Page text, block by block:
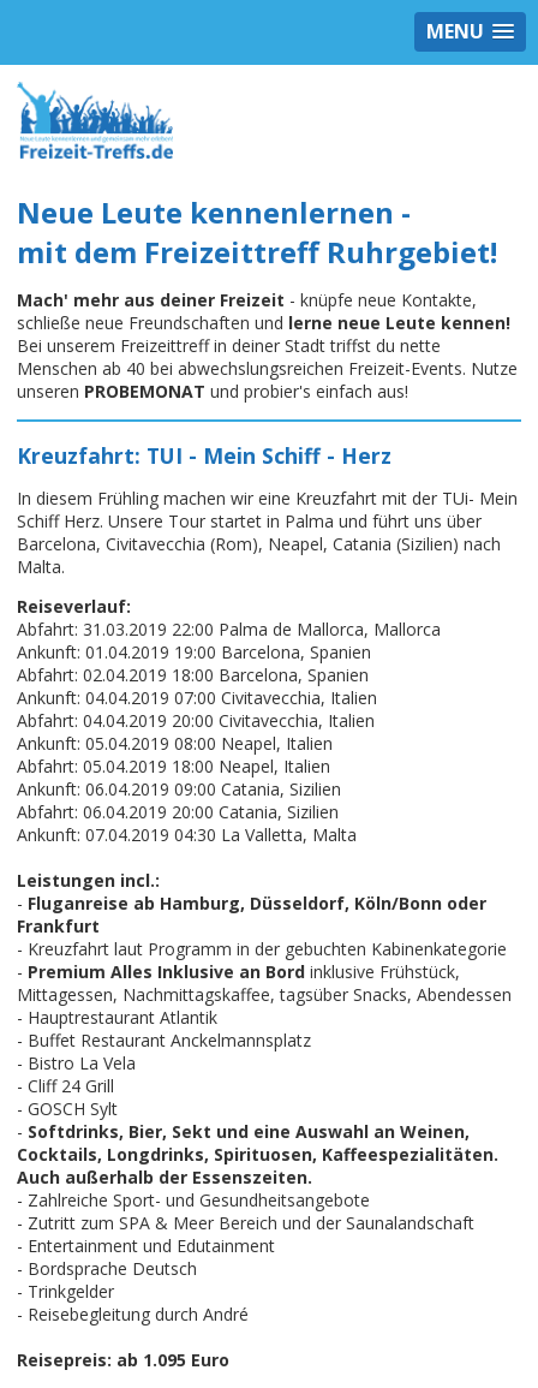
MENU
Neue Leute kennenlernen -
mit dem Freizeittreff Ruhrgebiet!
Mach' mehr aus deiner Freizeit - knüpfe neue Kontakte,
schließe neue Freundschaften und lerne neue Leute kennen!
Bei unserem Freizeittreff in deiner Stadt triffst du nette
Menschen ab 40 bei abwechslungsreichen Freizeit-Events. Nutze
unseren PROBEMONAT und probier's einfach aus!
Kreuzfahrt: TUI - Mein Schiff - Herz
In diesem Frühling machen wir eine Kreuzfahrt mit der TUi- Mein
Schiff Herz. Unsere Tour startet in Palma und führt uns über
Barcelona, Civitavecchia (Rom), Neapel, Catania (Sizilien) nach
Malta.
Reiseverlauf:
Abfahrt: 31.03.2019 22:00 Palma de Mallorca, Mallorca
Ankunft: 01.04.2019 19:00 Barcelona, Spanien
Abfahrt: 02.04.2019 18:00 Barcelona, Spanien
Ankunft: 04.04.2019 07:00 Civitavecchia, Italien
Abfahrt: 04.04.2019 20:00 Civitavecchia, Italien
Ankunft: 05.04.2019 08:00 Neapel, Italien
Abfahrt: 05.04.2019 18:00 Neapel, Italien
Ankunft: 06.04.2019 09:00 Catania, Sizilien
Abfahrt: 06.04.2019 20:00 Catania, Sizilien
Ankunft: 07.04.2019 04:30 La Valletta, Malta
Leistungen incl.:
- Fluganreise ab Hamburg, Düsseldorf, Köln/Bonn oder
Frankfurt
- Kreuzfahrt laut Programm in der gebuchten Kabinenkategorie
- Premium Alles Inklusive an Bord inklusive Frühstück,
Mittagessen, Nachmittagskaffee, tagsüber Snacks, Abendessen
- Hauptrestaurant Atlantik
- Buffet Restaurant Anckelmannsplatz
- Bistro La Vela
- Cliff 24 Grill
- GOSCH Sylt
- Softdrinks, Bier, Sekt und eine Auswahl an Weinen,
Cocktails, Longdrinks, Spirituosen, Kaffeespezialitäten.
Auch außerhalb der Essenszeiten.
- Zahlreiche Sport- und Gesundheitsangebote
- Zutritt zum SPA & Meer Bereich und der Saunalandschaft
- Entertainment und Edutainment
- Bordsprache Deutsch
- Trinkgelder
- Reisebegleitung durch André
Reisepreis: ab 1.095 Euro